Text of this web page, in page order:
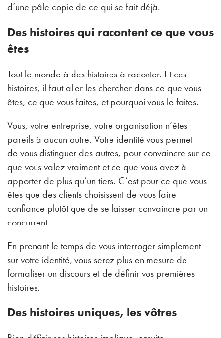
d’une pâle copie de ce qui se fait déjà.
Des histoires qui racontent ce que vous
êtes
Tout le monde à des histoires à raconter. Et ces
histoires, il faut aller les chercher dans ce que vous
êtes, ce que vous faites, et pourquoi vous le faites.
Vous, votre entreprise, votre organisation n’êtes
pareils à aucun autre. Votre identité vous permet
de vous distinguer des autres, pour convaincre sur ce
que vous valez vraiment et ce que vous avez à
apporter de plus qu’un tiers. C’est pour ce que vous
êtes que des clients choisissent de vous faire
confiance plutôt que de se laisser convaincre par un
concurrent.
En prenant le temps de vous interroger simplement
sur votre identité, vous serez plus en mesure de
formaliser un discours et de définir vos premières
histoires.
Des histoires uniques, les vôtres